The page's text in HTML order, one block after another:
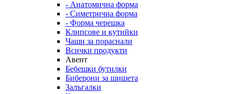
- Анатомична форма
- Симетрична форма
- Форма черешка
Клипсове и кутийки
Чаши за пораснали
Всички продукти
Авент
Бебешки бутилки
Биберони за шишета
Залъгалки